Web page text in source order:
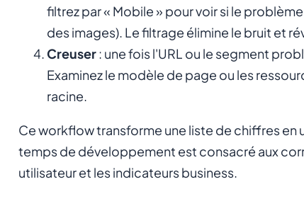
filtrez par « Mobile » pour voir si le
des images). Le filtrage élimine le bruit et
Creuser: une fois l'URL ou le segment
Examinez le modèle de page ou les
racine.
Ce workflow transforme une liste de chiffres en
temps de développement est consacré aux
utilisateur et les indicateurs business.